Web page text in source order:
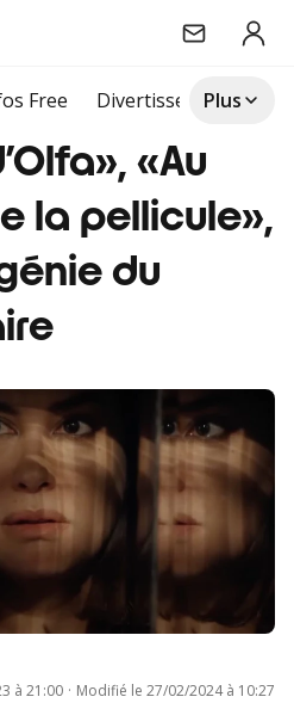
Free Divertissement
Plus
«Au
la pellicule»,
du
à 21:00 · Modifié le 27/02/2024 à 10:27